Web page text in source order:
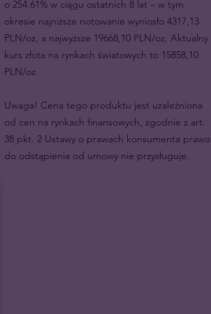
o 254.61% w ciągu ostatnich 8 lat – w tym
okresie najniższe notowanie wyniosło 4317,13
PLN/oz, a najwyższe 19668,10 PLN/oz. Aktualny
kurs złota na rynkach światowych to 15858,10
PLN/oz.
Uwaga! Cena tego produktu jest uzależniona
od cen na rynkach finansowych, zgodnie z art.
38 pkt. 2 Ustawy o prawach konsumenta prawo
do odstąpienia od umowy nie przysługuje.